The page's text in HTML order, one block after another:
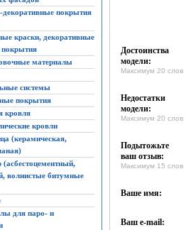
покрытия
краски, декоративные
покрытия
материалы
системы
покрытия
кровля
кровли
(керамическая,
волнистые битумные
для паро- и
Достоинства
модели:
Максимум 20 слов
Недостатки
модели:
Максимум 20 слов
Подытожьте
ваш отзыв:
Максимум 15 слов
Ваше имя:
Ваш e-mail: